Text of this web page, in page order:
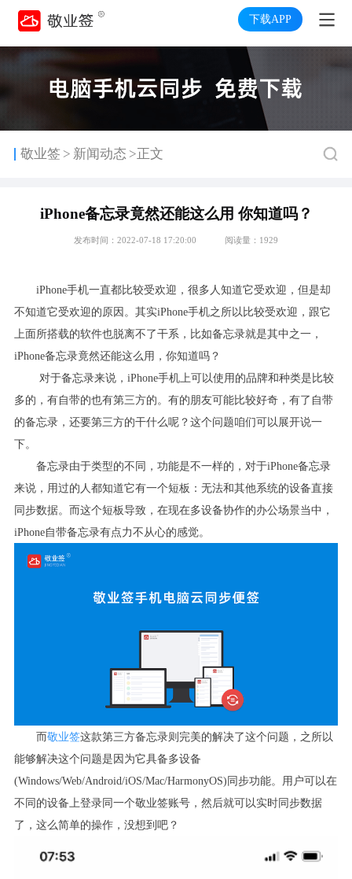
下载APP
敬业签 > 新闻动态 >正文
iPhone备忘录竟然还能这么用 你知道吗？
发布时间：2022-07-18 17:20:00 阅读量：1929
iPhone手机一直都比较受欢迎，很多人知道它受欢迎，但是却
不知道它受欢迎的原因。其实iPhone手机之所以比较受欢迎，跟它
上面所搭载的软件也脱离不了干系，比如备忘录就是其中之一，
iPhone备忘录竟然还能这么用，你知道吗？
对于备忘录来说， iPhone手机上可以使用的品牌和种类是比较
多的，有自带的也有第三方的。有的朋友可能比较好奇，有了自带
的备忘录，还要第三方的干什么呢？这个问题咱们可以展开说一
下。
备忘录由于类型的不同，功能是不一样的，对于iPhone备忘录
来说，用过的人都知道它有一个短板：无法和其他系统的设备直接
同步数据。而这个短板导致，在现在多设备协作的办公场景当中，
iPhone自带备忘录有点力不从心的感觉。
而敬业签这款第三方备忘录则完美的解决了这个问题，之所以
能够解决这个问题是因为它具备多设备
(Windows/Web/Android/iOS/Mac/HarmonyOS)同步功能。用户可以在
不同的设备上登录同一个敬业签账号，然后就可以实时同步数据
了，这么简单的操作，没想到吧？